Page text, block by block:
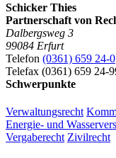
Schicker Thies
Partnerschaft von
Dalbergsweg 3
99084 Erfurt
Telefon (0361) 659 24-0
Telefax (0361) 659 24-
Schwerpunkte
Verwaltungsrecht
Energie- und
Vergaberecht Zivilrecht